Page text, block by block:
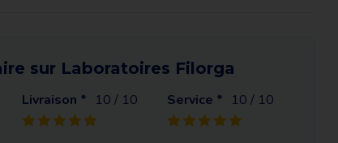
sur Laboratoires Filorga
Livraison * 10 / 10 Service * 10 / 10